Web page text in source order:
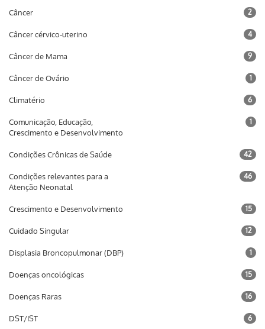
Câncer 2
Câncer cérvico-uterino 4
Câncer de Mama 9
Câncer de Ovário 1
Climatério 6
Comunicação, Educação,
Crescimento e Desenvolvimento
1
Condições Crônicas de Saúde 42
Condições relevantes para a
Atenção Neonatal
46
Crescimento e Desenvolvimento 15
Cuidado Singular 12
Displasia Broncopulmonar (DBP) 1
Doenças oncológicas 15
Doenças Raras 16
DST/IST 6